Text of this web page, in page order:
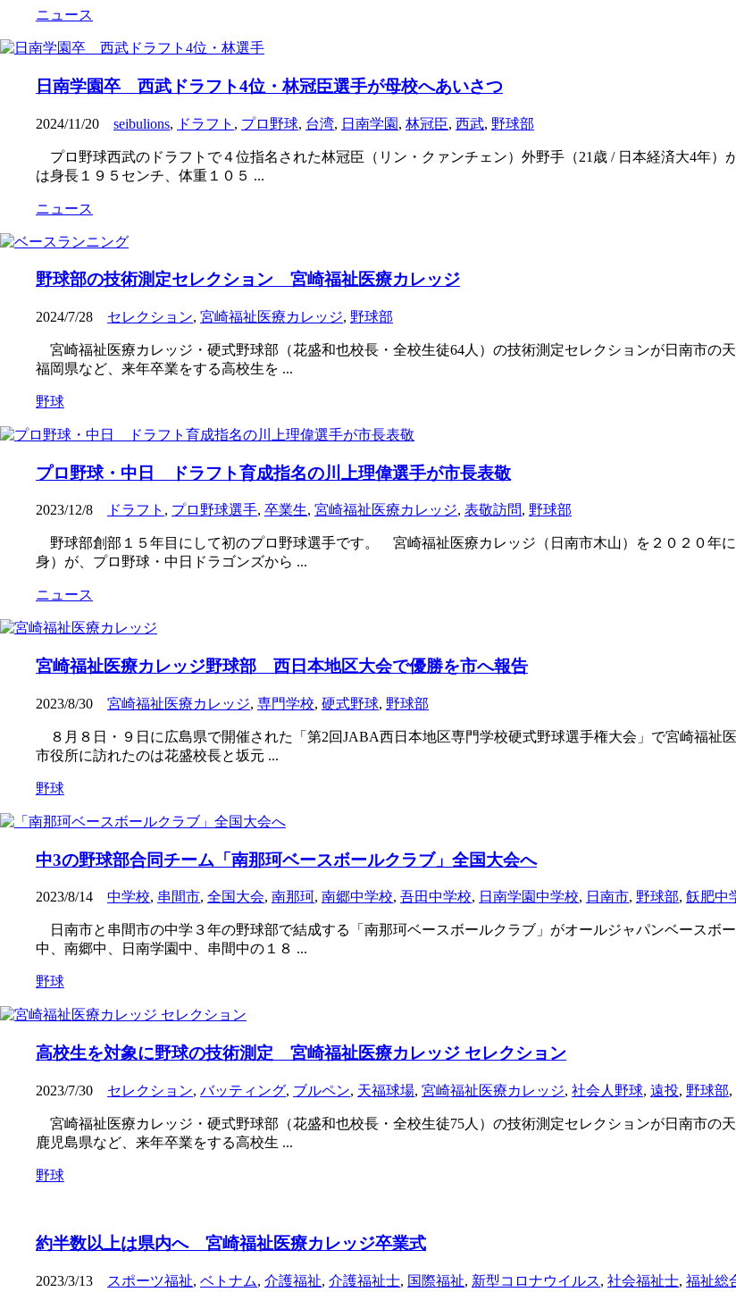
ニュース
日南学園卒 西武ドラフト4位・林冠臣選手が母校へあいさつ
2024/11/20 seibulions, ドラフト , プロ野球, 台湾, 日南学園 , 林冠臣, 西武, 野球部
プロ野球西武のドラフトで４位指名された林冠臣（リン・クァンチェン）外野手（21歳 / 日本経済大4年
は身長１９５センチ、体重１０５ ...
ニュース
野球部の技術測定セレクション 宮崎福祉医療カレッジ
2024/7/28 セレクション, 宮崎福祉医療カレッジ, 野球部
宮崎福祉医療カレッジ・硬式野球部（花盛和也校長・全校生徒64人）の技術測定セレクションが日南市
福岡県など、来年卒業をする高校生を ...
野球
プロ野球・中日 ドラフト育成指名の川上理偉選手が市長表敬
2023/12/8 ドラフト , プロ野球選手, 卒業生, 宮崎福祉医療カレッジ, 表敬訪問, 野球部
野球部創部１５年目にして初のプロ野球選手です。 宮崎福祉医療カレッジ（日南市木山）を２０２０年
身）が、プロ野球・中日ドラゴンズから ...
ニュース
宮崎福祉医療カレッジ野球部 西日本地区大会で優勝を市へ報告
2023/8/30 宮崎福祉医療カレッジ, 専門学校, 硬式野球, 野球部
８月８日・９日に広島県で開催された「第2回JABA西日本地区専門学校硬式野球選手権大会」で宮崎福
市役所に訪れたのは花盛校長と坂元 ...
野球
中3の野球部合同チーム「南那珂ベースボールクラブ」全国大会へ
2023/8/14 中学校, 串間市, 全国大会, 南那珂, 南郷中学校, 吾田中学校, 日南学園中学校, 日南市, 野球部, 飫肥中
日南市と串間市の中学３年の野球部で結成する「南那珂ベースボールクラブ」がオールジャパンベース
中、南郷中、日南学園中、串間中の１８ ...
野球
高校生を対象に野球の技術測定 宮崎福祉医療カレッジ セレクション
2023/7/30 セレクション, バッティング, ブルペン, 天福球場, 宮崎福祉医療カレッジ, 社会人野球, 遠投, 野球部,
宮崎福祉医療カレッジ・硬式野球部（花盛和也校長・全校生徒75人）の技術測定セレクションが日南市
鹿児島県など、来年卒業をする高校生 ...
野球
約半数以上は県内へ 宮崎福祉医療カレッジ卒業式
2023/3/13 スポーツ福祉, ベトナム, 介護福祉, 介護福祉士, 国際福祉, 新型コロナウイルス, 社会福祉士, 福祉総